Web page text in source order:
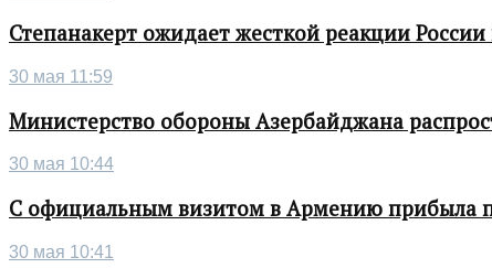
Степанакерт ожидает жесткой реакции
30 мая 11:59
Министерство обороны Азербайджана
30 мая 10:44
С официальным визитом в Армению прибыла
30 мая 10:41